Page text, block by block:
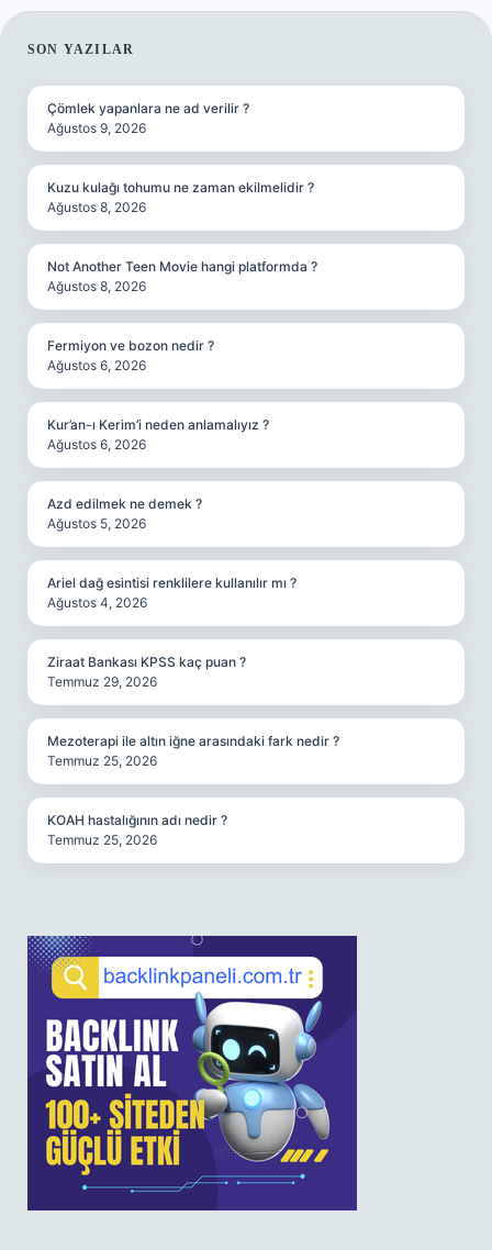
SIDEBAR
SON YAZILAR
Çömlek yapanlara ne ad verilir ?
Ağustos 9, 2026
Kuzu kulağı tohumu ne zaman ekilmelidir ?
Ağustos 8, 2026
Not Another Teen Movie hangi platformda ?
Ağustos 8, 2026
Fermiyon ve bozon nedir ?
Ağustos 6, 2026
Kur’an-ı Kerim’i neden anlamalıyız ?
Ağustos 6, 2026
Azd edilmek ne demek ?
Ağustos 5, 2026
Ariel dağ esintisi renklilere kullanılır mı ?
Ağustos 4, 2026
Ziraat Bankası KPSS kaç puan ?
Temmuz 29, 2026
Mezoterapi ile altın iğne arasındaki fark nedir ?
Temmuz 25, 2026
KOAH hastalığının adı nedir ?
Temmuz 25, 2026